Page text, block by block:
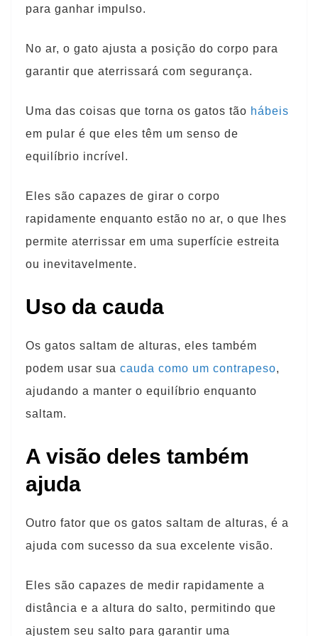
para ganhar impulso.
No ar, o gato ajusta a posição do corpo para
garantir que aterrissará com segurança.
Uma das coisas que torna os gatos tão hábeis
em pular é que eles têm um senso de
equilíbrio incrível.
Eles são capazes de girar o corpo
rapidamente enquanto estão no ar, o que lhes
permite aterrissar em uma superfície estreita
ou inevitavelmente.
Uso da cauda
Os gatos saltam de alturas, eles também
podem usar sua cauda como um contrapeso,
ajudando a manter o equilíbrio enquanto
saltam.
A visão deles também
ajuda
Outro fator que os gatos saltam de alturas, é a
ajuda com sucesso da sua excelente visão.
Eles são capazes de medir rapidamente a
distância e a altura do salto, permitindo que
ajustem seu salto para garantir uma